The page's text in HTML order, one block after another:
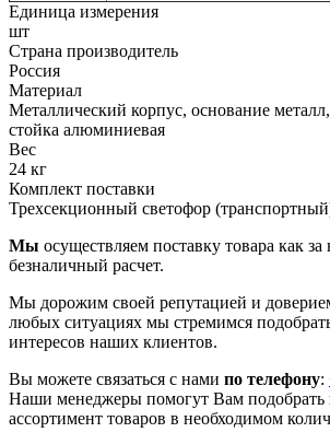
Единица измерения
шт
Страна производитель
Россия
Материал
Металлический корпус, основание
стойка алюминиевая
Вес
24 кг
Комплект поставки
Трехсекционный светофор
Мы осуществляем поставку товара как
безналичный расчет.
Мы дорожим своей репутацией и
любых ситуациях мы стремимся
интересов наших клиентов.
Вы можете связаться с нами по телефону:
Наши менеджеры помогут Вам
ассортимент товаров в необходимом